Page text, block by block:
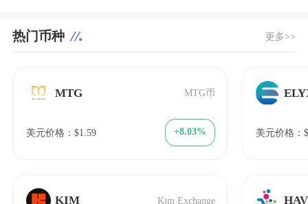
热门币种 更多>>
MTG MTG币
美元价格：$1.59 +8.03%
KIM Kim Exchange
美元价格：